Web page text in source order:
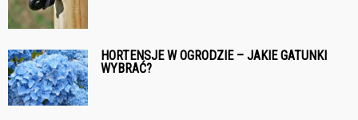
HORTENSJE W OGRODZIE – JAKIE GATUNKI
WYBRAĆ?